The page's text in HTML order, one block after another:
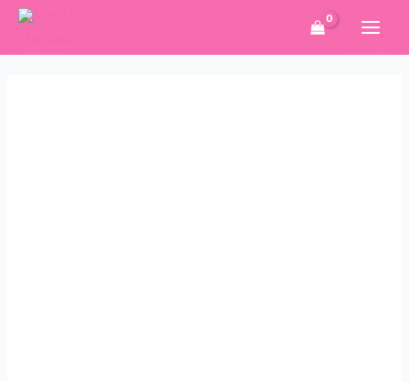
Pereiti
turinio